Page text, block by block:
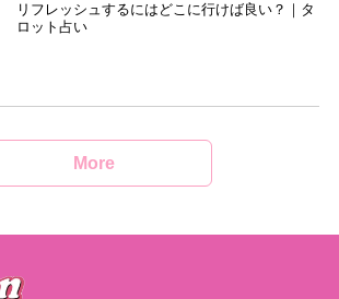
リフレッシュするにはどこに行けば良い？｜タ
ロット占い
More